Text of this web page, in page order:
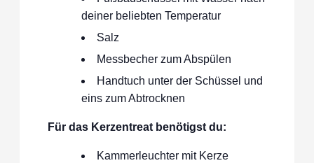
deiner beliebten Temperatur
Salz
Messbecher zum Abspülen
Handtuch unter der Schüssel und
eins zum Abtrocknen
Für das Kerzentreat benötigst du:
Kammerleuchter mit Kerze